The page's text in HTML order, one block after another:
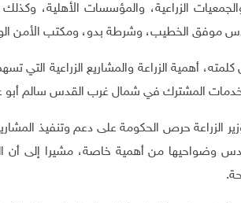
الزراعية، والمؤسسات الأهلية،
موفق الخطيب، وشرطة بدو، ومكتب الأمن
أهمية الزراعة والمشاريع الزراعية
المشترك في شمال غرب القدس سالم أبو
الزراعة حرص الحكومة على دعم وتنفيذ
للقدس وضواحيها من أهمية خاصة، مشيرا إلى